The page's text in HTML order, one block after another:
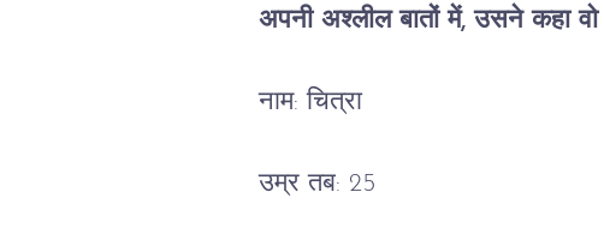
अपनी अश्लील बातों में, उसने कहा
नाम: चित्रा
उम्र तब: 25